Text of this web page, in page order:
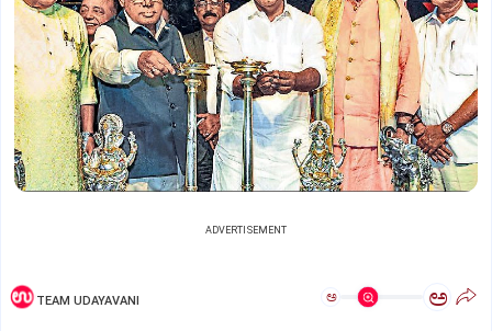
ADVERTISEMENT
TEAM UDAYAVANI ಅ ಅ